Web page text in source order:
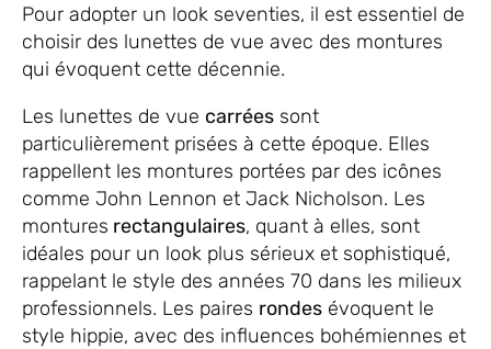
Pour adopter un look seventies, il est essentiel de
choisir des lunettes de vue avec des montures
qui évoquent cette décennie.
Les lunettes de vue carrées sont
particulièrement prisées à cette époque. Elles
rappellent les montures portées par des icônes
comme John Lennon et Jack Nicholson. Les
montures rectangulaires, quant à elles, sont
idéales pour un look plus sérieux et sophistiqué,
rappelant le style des années 70 dans les milieux
professionnels. Les paires rondes évoquent le
style hippie, avec des influences bohémiennes et